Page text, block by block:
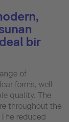
bir
of
forms, well
quality. The
throughout the
reduced